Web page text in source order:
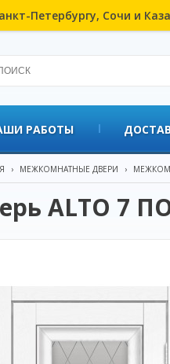
Петербургу, Сочи и
РАБОТЫ
› МЕЖКОМНАТНЫЕ ДВЕРИ ›
ALTO 7